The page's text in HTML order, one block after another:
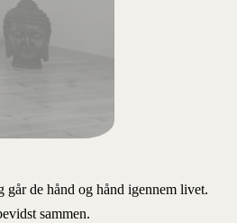
de hånd og hånd igennem livet.
sammen.